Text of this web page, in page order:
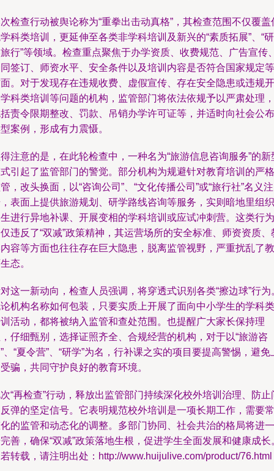
检查行动被舆论称为“重拳出击动真格”，其检查范围不仅覆盖
科类培训，更延伸至各类非学科培训及新兴的“素质拓展”、“研
行”等领域。检查重点聚焦于办学资质、收费规范、广告宣传
签订、师资水平、安全条件以及培训内容是否符合国家规定等
。对于发现存在违规收费、虚假宣传、存在安全隐患或违规开
科类培训等问题的机构，监管部门将依法依规予以严肃处理，
责令限期整改、罚款、吊销办学许可证等，并适时向社会公布
案例，形成有力震慑。
注意的是，在此轮检查中，一种名为“旅游信息咨询服务”的新
引起了监管部门的警觉。部分机构为规避针对教育培训的严格
，改头换面，以“咨询公司”、“文化传播公司”或“旅行社”名义注
表面上提供旅游规划、研学路线咨询等服务，实则暗地里组织
进行异地补课、开展变相的学科培训或应试冲刺营。这类行为
违反了“双减”政策精神，其运营场所的安全标准、师资资质、
容等方面也往往存在巨大隐患，脱离监管视野，严重扰乱了教
态。
这一新动向，检查人员强调，将穿透式识别各类“擦边球”行为
机构名称如何包装，只要实质上开展了面向中小学生的学科类
活动，都将被纳入监管和查处范围。也提醒广大家长保持理
仔细甄别，选择证照齐全、合规经营的机构，对于以“旅游咨
、“夏令营”、“研学”为名，行补课之实的项目要提高警惕，避免
骗，共同守护良好的教育环境。
“再检查”行动，释放出监管部门持续深化校外培训治理、防止
弹的坚定信号。它表明规范校外培训是一项长期工作，需要常
的监管和动态化的调整。多部门协同、社会共治的格局将进一
善，确保“双减”政策落地生根，促进学生全面发展和健康成长
转载，请注明出处：http://www.huijulive.com/product/76.html